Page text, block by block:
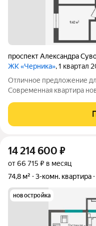
проспект Александра
ЖК «Черника», 1 квартал
Отличное предложение
Современная квартира
транспортную
Квартира на девятом
14 214 600 ₽
от 66 715 ₽ в месяц
74,8 м²
3-комн. квартира
новостройка